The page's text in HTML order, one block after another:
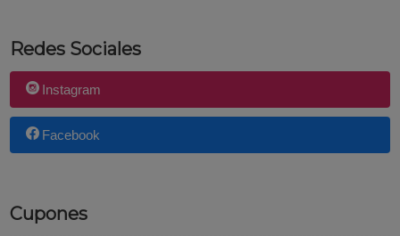
Redes Sociales
Instagram
Facebook
Cupones